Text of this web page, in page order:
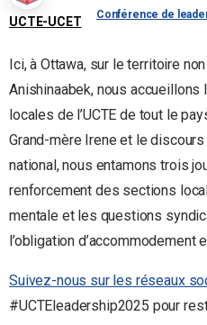
UCTE-UCET
Conférence de
Ici, à Ottawa, sur le territoire
Anishinaabek, nous
locales de l’UCTE de tout le
Grand-mère Irene et le discours
national, nous entamons trois
renforcement des sections
mentale et les questions
l’obligation d’accommodement
Suivez-nous sur les réseaux
#UCTEleadership2025 pour